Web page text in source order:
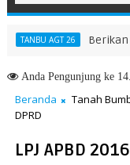
AGT 26 Berikan
AndaPengunjung ke
Beranda Tanah
DPRD
LPJ APBD